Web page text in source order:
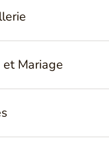
et Mariage